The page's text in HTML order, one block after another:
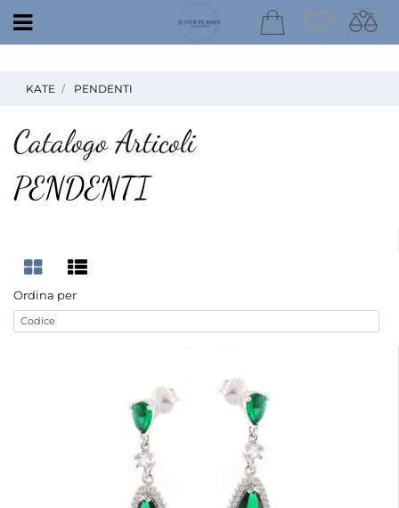
Open
KATE PENDENTI
Catalogo Articoli
PENDENTI
Ordina per